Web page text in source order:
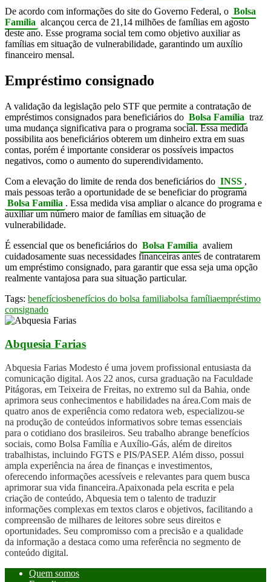
De acordo com informações do site do Governo Federal, o Bolsa
Família alcançou cerca de 21,14 milhões de famílias em agosto
deste ano. Esse programa social tem como objetivo auxiliar as
famílias em situação de vulnerabilidade, garantindo um auxílio
financeiro mensal.
Empréstimo consignado
A validação da legislação pelo STF que permite a contratação de
empréstimos consignados para beneficiários do Bolsa Família traz
uma mudança significativa para o programa social. Essa medida
possibilita aos beneficiários obterem um dinheiro extra em suas
contas, porém é importante considerar os possíveis impactos
negativos, como o aumento do superendividamento.
Com a elevação do limite de renda dos beneficiários do INSS ,
mais pessoas terão a oportunidade de se beneficiar do programa
Bolsa Família . Essa medida visa ampliar o alcance do programa e
auxiliar um número maior de famílias em situação de
vulnerabilidade.
É essencial que os beneficiários do Bolsa Família avaliem
cuidadosamente suas necessidades financeiras antes de contratarem
um empréstimo consignado, para garantir que essa seja uma opção
realmente vantajosa para sua situação particular.
Tags: benefíciosbenefícios do bolsa familiabolsa famíliaempréstimo
consignado
Abquesia Farias
Abquesia Farias Modesto é uma jovem profissional entusiasta da
comunicação digital. Aos 22 anos, cursa graduação na Faculdade
Pitágoras, em Teixeira de Freitas, no extremo sul da Bahia, onde
aprimora seus conhecimentos e habilidades na área.Com mais de
quatro anos de experiência como redatora web, especializou-se
na produção de conteúdos informativos sobre temas essenciais
para o cotidiano dos brasileiros. Seu trabalho abrange benefícios
sociais, como Bolsa Família e Auxílio-Gás, além de direitos
trabalhistas, incluindo FGTS e PIS/PASEP. Além disso, possui
ampla experiência na área de finanças e investimentos,
oferecendo informações acessíveis e relevantes para quem busca
aprimorar sua vida financeira.Apaixonada pela escrita e pela
criação de conteúdo, Abquesia tem o talento de traduzir
informações complexas em textos claros e objetivos, facilitando a
compreensão de milhares de leitores sobre seus direitos e
oportunidades. Seu compromisso com a precisão e a qualidade
da informação a destaca como uma referência no segmento de
conteúdo digital.
Quem somos